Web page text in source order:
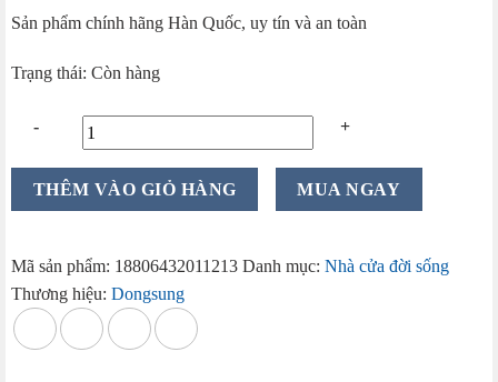
Sản phẩm chính hãng Hàn Quốc, uy tín và an toàn
Trạng thái: Còn hàng
Nước
say
xe
DongSung
THÊM VÀO GIỎ HÀNG MUA NGAY
Mã sản phẩm: 18806432011213 Danh mục: Nhà cửa đời sống
Thương hiệu: Dongsung